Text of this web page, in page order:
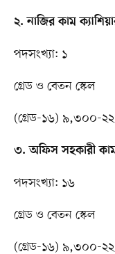
২. নাজির কাম
পদসংখ্যা: ১
গ্রেড ও বেতন স্কেল
(গ্রেড-১৬) ৯,৩০০-
৩. অফিস সহকারী কাম
পদসংখ্যা: ১৬
গ্রেড ও বেতন স্কেল
(গ্রেড-১৬) ৯,৩০০-